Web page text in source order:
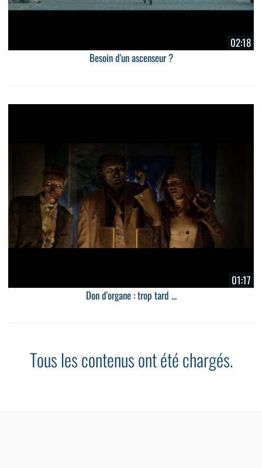
02:18
Besoin d'un ascenseur ?
01:17
Don d'organe : trop tard ...
Tous les contenus ont été chargés.